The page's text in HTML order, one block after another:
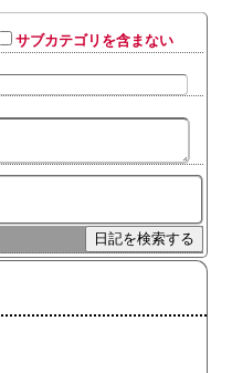
サブカテゴリを含まない